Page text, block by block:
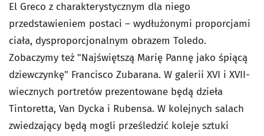
El Greco z charakterystycznym dla niego
przedstawieniem postaci – wydłużonymi proporcjami
ciała, dysproporcjonalnym obrazem Toledo.
Zobaczymy też "Najświętszą Marię Pannę jako śpiącą
dziewczynkę" Francisco Zubarana. W galerii XVI i XVII-
wiecznych portretów prezentowane będą dzieła
Tintoretta, Van Dycka i Rubensa. W kolejnych salach
zwiedzający będą mogli prześledzić koleje sztuki